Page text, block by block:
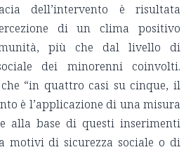
dell’intervento è risultata
di un clima positivo
più che dal livello di
dei minorenni coinvolti.
“in quattro casi su cinque, il
è l’applicazione di una misura
alla base di questi inserimenti
motivi di sicurezza sociale o di